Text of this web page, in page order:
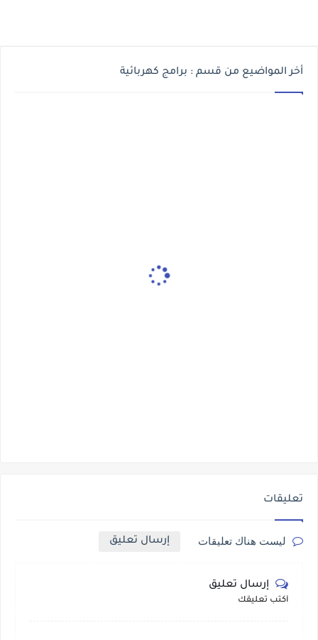
أخر المواضيع من قسم : برامج كهربائية
تعليقات
ليست هناك تعليقات إرسال تعليق
إرسال تعليق
أكتب تعليقك